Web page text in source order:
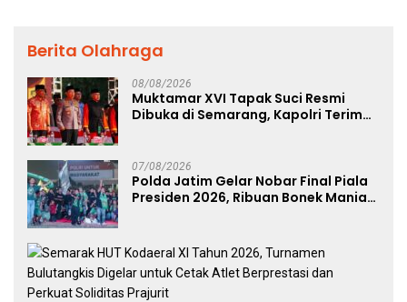
Berita Olahraga
08/08/2026
Muktamar XVI Tapak Suci Resmi
Dibuka di Semarang, Kapolri Terima
07/08/2026
Polda Jatim Gelar Nobar Final Piala
Presiden 2026, Ribuan Bonek Mania